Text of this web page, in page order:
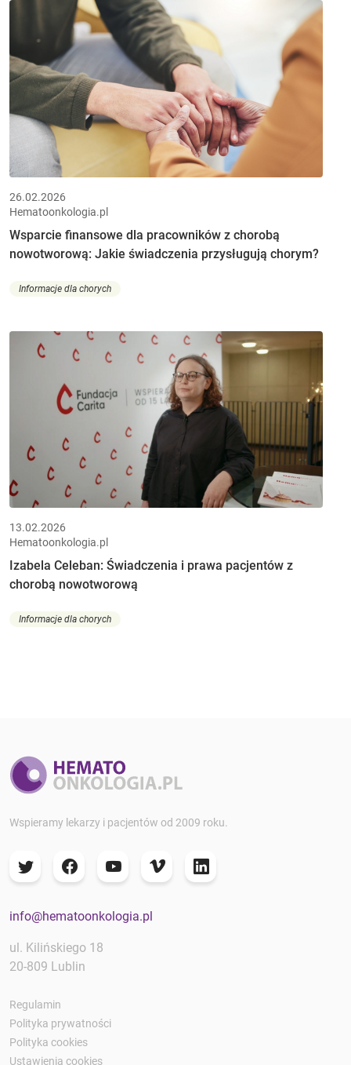
26.02.2026
Hematoonkologia.pl
Wsparcie finansowe dla pracowników z chorobą
nowotworową: Jakie świadczenia przysługują chorym?
Informacje dla chorych
13.02.2026
Hematoonkologia.pl
Izabela Celeban: Świadczenia i prawa pacjentów z
chorobą nowotworową
Informacje dla chorych
Wspieramy lekarzy i pacjentów od 2009 roku.
info@hematoonkologia.pl
ul. Kilińskiego 18
20-809 Lublin
Regulamin
Polityka prywatności
Polityka cookies
Ustawienia cookies